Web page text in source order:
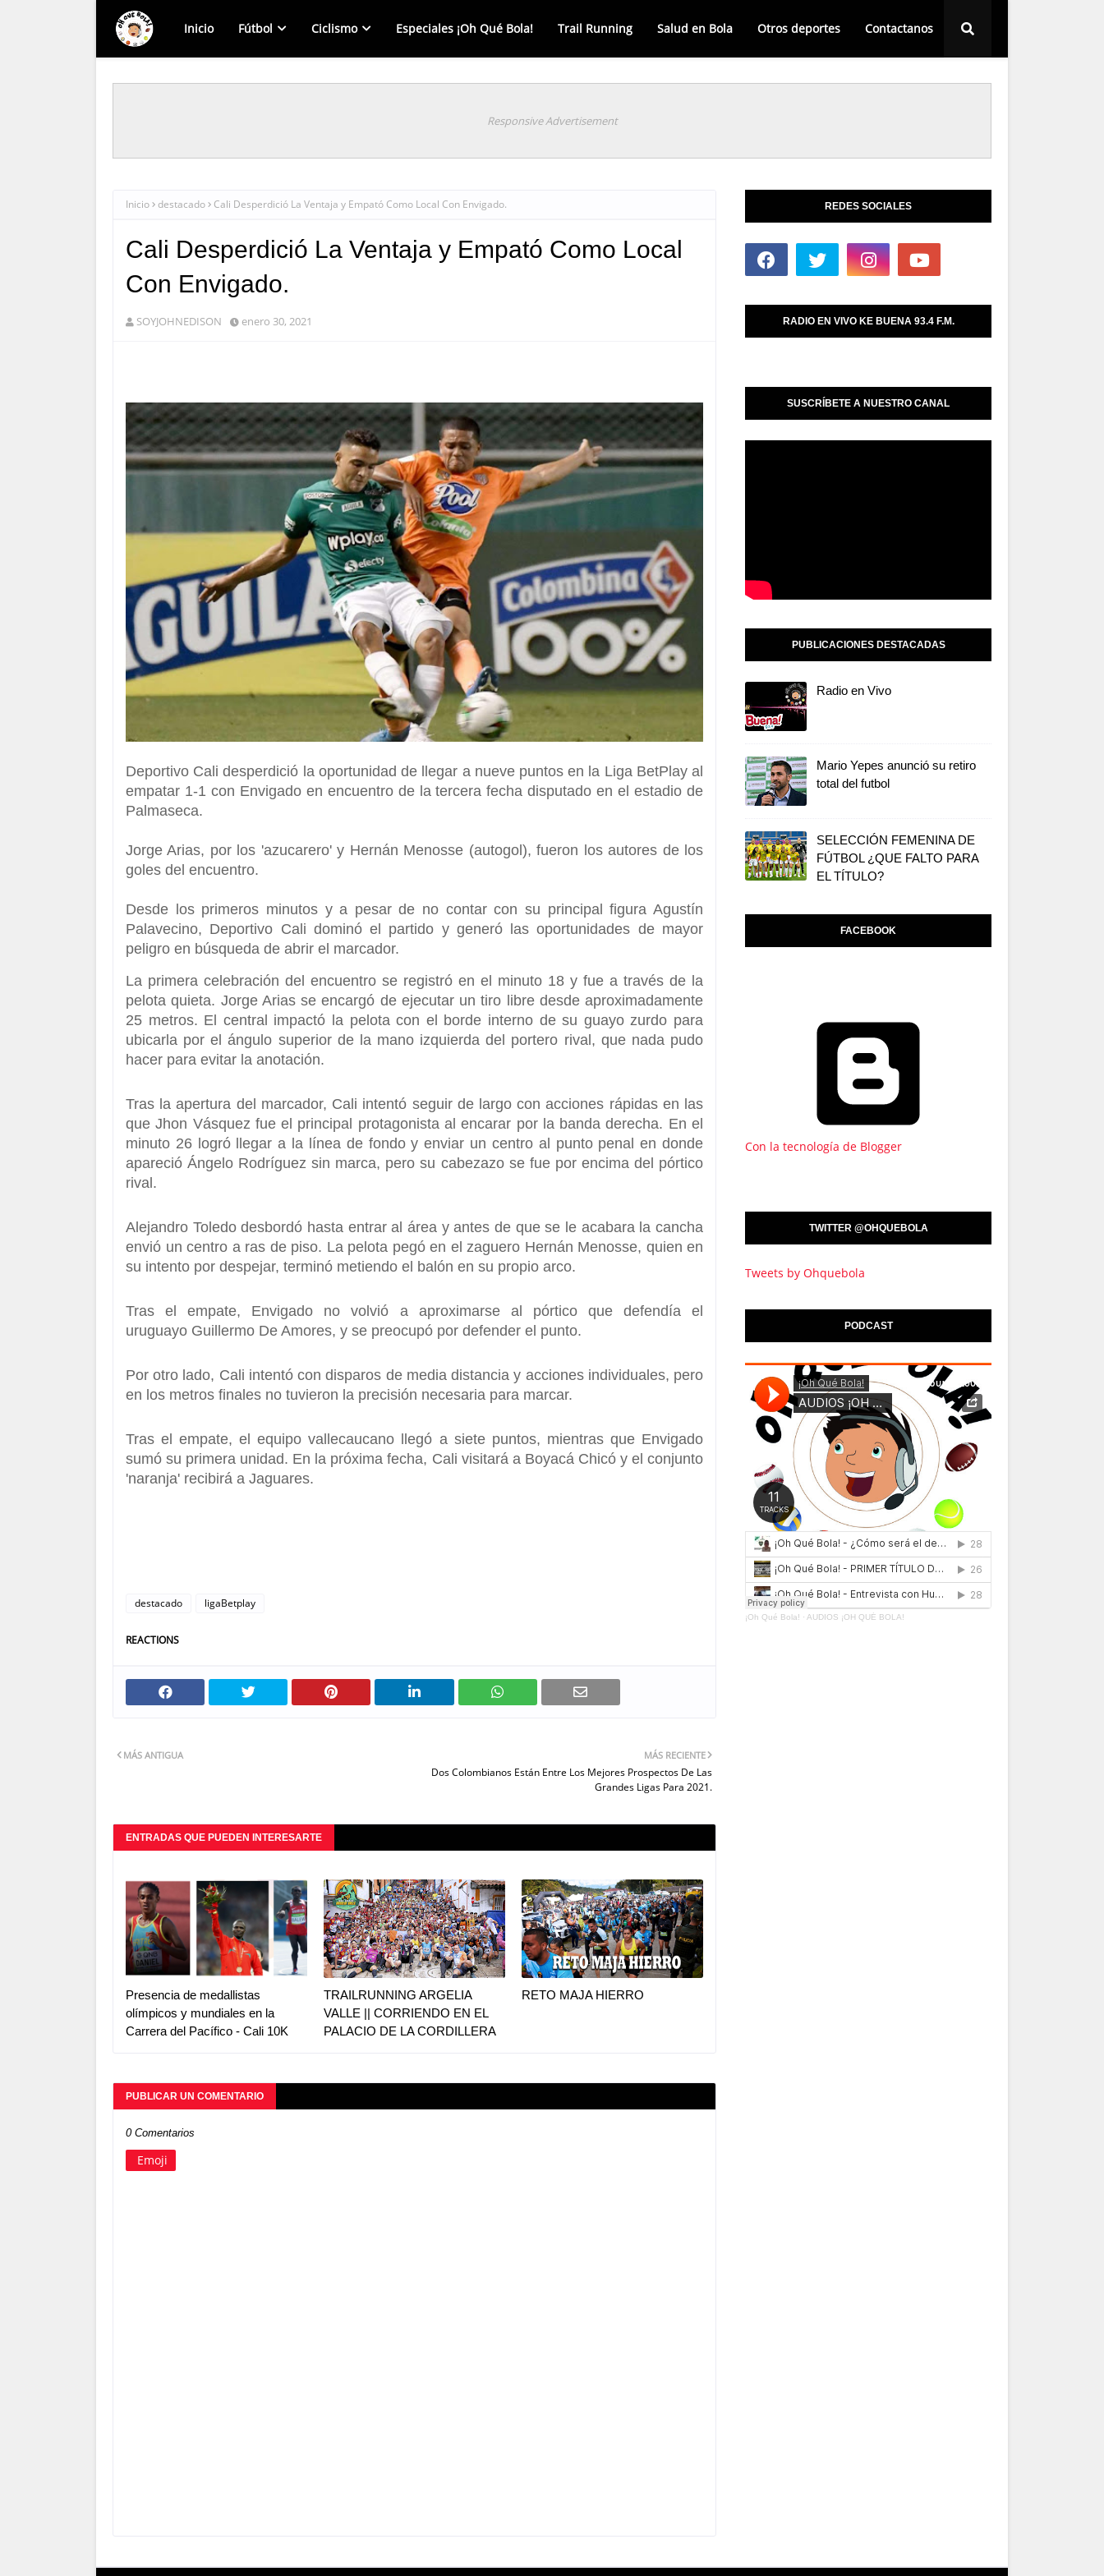
Inicio Fútbol Ciclismo Especiales ¡Oh Qué Bola! Trail Running Salud en Bola Otros deportes Contactanos
Responsive Advertisement
Inicio destacado Cali Desperdició La Ventaja y Empató Como Local Con Envigado.
Cali Desperdició La Ventaja y Empató Como Local
Con Envigado.
SOYJOHNEDISON enero 30, 2021
Deportivo Cali desperdició la oportunidad de llegar a nueve puntos en la Liga BetPlay al
empatar 1-1 con Envigado en encuentro de la tercera fecha disputado en el estadio de
Palmaseca.
Jorge Arias, por los 'azucarero' y Hernán Menosse (autogol), fueron los autores de los
goles del encuentro.
Desde los primeros minutos y a pesar de no contar con su principal figura Agustín
Palavecino, Deportivo Cali dominó el partido y generó las oportunidades de mayor
peligro en búsqueda de abrir el marcador.
La primera celebración del encuentro se registró en el minuto 18 y fue a través de la
pelota quieta. Jorge Ariasse encargó de ejecutar un tiro libre desde aproximadamente
25 metros. El central impactó la pelota con el borde interno de su guayo zurdo para
ubicarla por el ángulo superior de la mano izquierda del portero rival, que nada pudo
hacer para evitar la anotación.
Tras la apertura del marcador, Cali intentó seguir de largo con acciones rápidas en las
que Jhon Vásquez fue el principal protagonista al encarar por la banda derecha. En el
minuto 26 logró llegar a la línea de fondo y enviar un centro al punto penal en donde
apareció Ángelo Rodríguez sin marca, pero su cabezazo se fue por encima del pórtico
rival.
Alejandro Toledodesbordó hasta entrar al área y antes de que se le acabara la cancha
envió un centro a ras de piso. La pelota pegó en el zaguero Hernán Menosse, quien en
su intento por despejar, terminó metiendo el balón en su propio arco.
Tras el empate, Envigado no volvió a aproximarse al pórtico que defendía el
uruguayo Guillermo De Amores, y se preocupó por defender el punto.
Por otro lado, Cali intentó con disparos de media distancia y acciones individuales, pero
en los metros finales no tuvieron la precisión necesaria para marcar.
Tras el empate, el equipo vallecaucano llegó a siete puntos, mientras que Envigado
sumó su primera unidad. En la próxima fecha, Cali visitará a Boyacá Chicó y el conjunto
'naranja' recibirá a Jaguares.
destacado ligaBetplay
REACTIONS
MÁS RECIENTE
Dos Colombianos Están Entre Los Mejores Prospectos De Las
Grandes Ligas Para 2021.
MÁS ANTIGUA
ENTRADAS QUE PUEDEN INTERESARTE
Presencia de medallistas
olímpicos y mundiales en la
Carrera del Pacífico - Cali 10K
TRAILRUNNING ARGELIA
VALLE || CORRIENDO EN EL
PALACIO DE LA CORDILLERA
RETO MAJA HIERRO
PUBLICAR UN COMENTARIO
0 Comentarios
Emoji
REDES SOCIALES
RADIO EN VIVO KE BUENA 93.4 F.M.
SUSCRÍBETE A NUESTRO CANAL
PUBLICACIONES DESTACADAS
Radio en Vivo
Mario Yepes anunció su retiro
total del futbol
SELECCIÓN FEMENINA DE
FÚTBOL ¿QUE FALTO PARA
EL TÍTULO?
FACEBOOK
Con la tecnología de Blogger
TWITTER @OHQUEBOLA
Tweets by Ohquebola
PODCAST
¡Oh Qué Bola! · AUDIOS ¡OH QUÉ BOLA!